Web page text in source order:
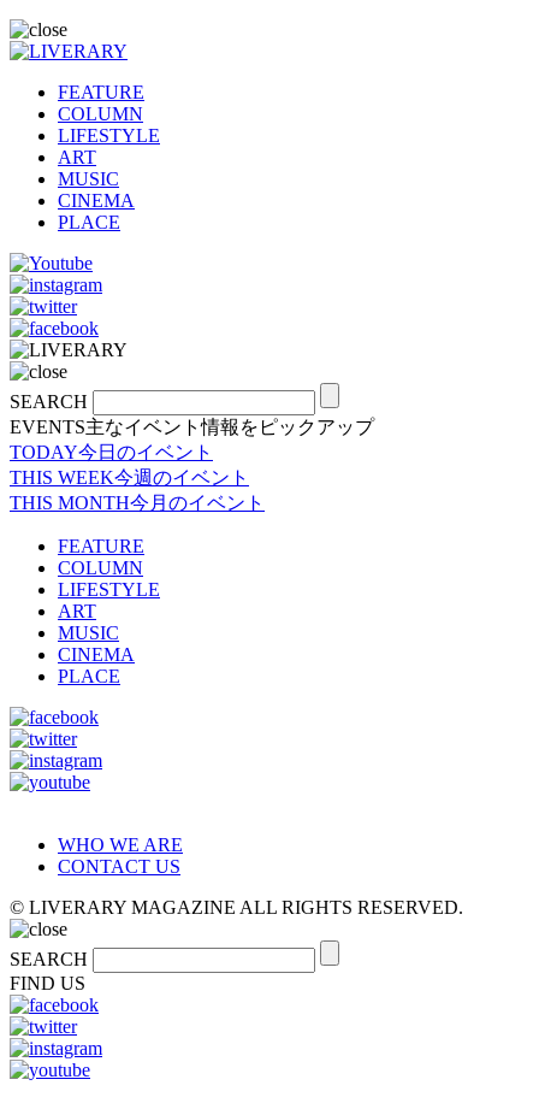
FEATURE
COLUMN
LIFESTYLE
ART
MUSIC
CINEMA
PLACE
SEARCH
EVENTS主なイベント情報をピックアップ
TODAY今日のイベント
THIS WEEK今週のイベント
THIS MONTH今月のイベント
FEATURE
COLUMN
LIFESTYLE
ART
MUSIC
CINEMA
PLACE
WHO WE ARE
CONTACT US
© LIVERARY MAGAZINE ALL RIGHTS RESERVED.
SEARCH
FIND US